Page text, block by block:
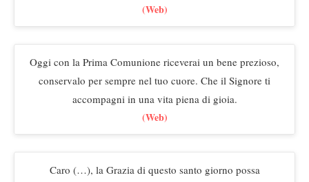
(Web)
Oggi con la Prima Comunione riceverai un bene prezioso,
conservalo per sempre nel tuo cuore. Che il Signore ti
accompagni in una vita piena di gioia.
(Web)
Caro (…), la Grazia di questo santo giorno possa